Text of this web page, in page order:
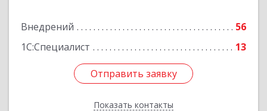
Внедрений
56
1С:Специалист
13
Отправить заявку
Показать контакты
Отправить заявку
Назад